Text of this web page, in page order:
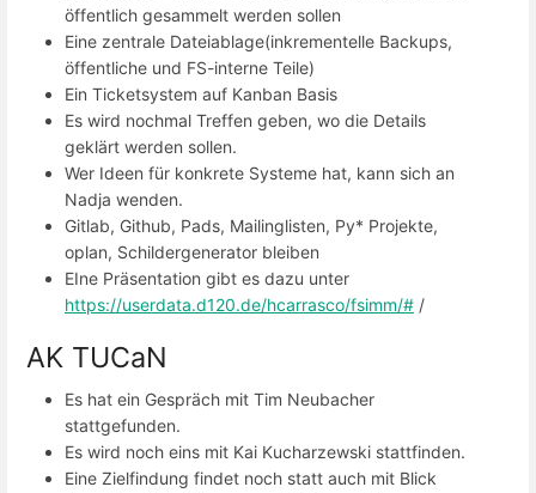
öffentlich gesammelt werden sollen
Eine zentrale Dateiablage(inkrementelle Backups,
öffentliche und FS-interne Teile)
Ein Ticketsystem auf Kanban Basis
Es wird nochmal Treffen geben, wo die Details
geklärt werden sollen.
Wer Ideen für konkrete Systeme hat, kann sich an
Nadja wenden.
Gitlab, Github, Pads, Mailinglisten, Py* Projekte,
oplan, Schildergenerator bleiben
EIne Präsentation gibt es dazu unter
https://userdata.d120.de/hcarrasco/fsimm/# /
AK TUCaN
Es hat ein Gespräch mit Tim Neubacher
stattgefunden.
Es wird noch eins mit Kai Kucharzewski stattfinden.
Eine Zielfindung findet noch statt auch mit Blick